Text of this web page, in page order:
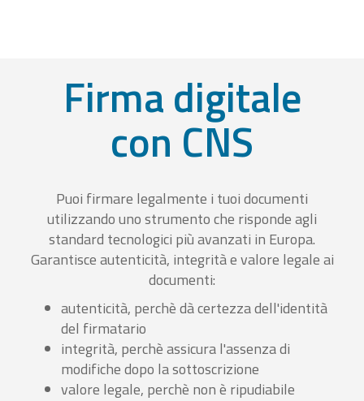
Firma digitale
con CNS
Puoi firmare legalmente i tuoi documenti
utilizzando uno strumento che risponde agli
standard tecnologici più avanzati in Europa.
Garantisce autenticità, integrità e valore legale ai
documenti:
autenticità, perchè dà certezza dell'identità
del firmatario
integrità, perchè assicura l'assenza di
modifiche dopo la sottoscrizione
valore legale, perchè non è ripudiabile